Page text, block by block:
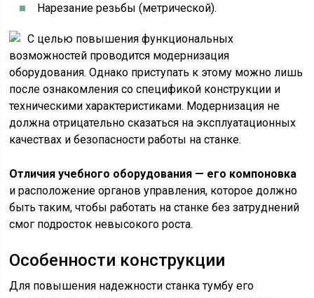
Нарезание резьбы (метрической).
С целью повышения функциональных
возможностей проводится модернизация
оборудования. Однако приступать к этому можно лишь
после ознакомления со спецификой конструкции и
техническими характеристиками. Модернизация не
должна отрицательно сказаться на эксплуатационных
качествах и безопасности работы на станке.
Отличия учебного оборудования — его компоновка
и расположение органов управления, которое должно
быть таким, чтобы работать на станке без затруднений
смог подросток невысокого роста.
Особенности конструкции
Для повышения надежности станка тумбу его